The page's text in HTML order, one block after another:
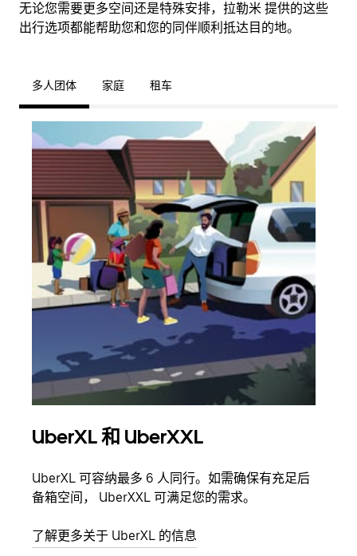
无论您需要更多空间还是特殊安排，拉勒米 提供的这些
出行选项都能帮助您和您的同伴顺利抵达目的地。
多人团体 家庭 租车
UberXL 和 UberXXL
UberXL 可容纳最多 6 人同行。如需确保有充足后
备箱空间， UberXXL 可满足您的需求。
了解更多关于 UberXL 的信息